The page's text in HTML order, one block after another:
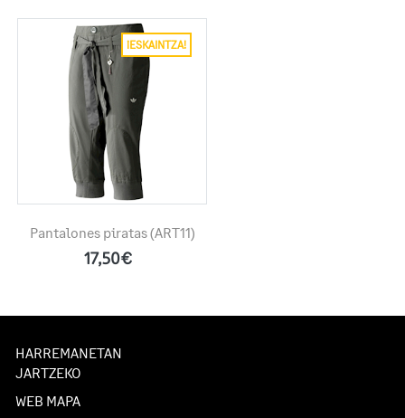
¡ESKAINTZA!
Pantalones piratas(ART11)
17,50€
HARREMANETAN
JARTZEKO
WEB MAPA